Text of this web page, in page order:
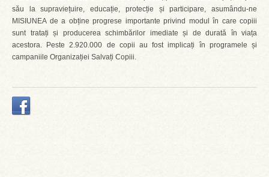
său la supraviețuire, educație, protecție și participare, asumându-ne
MISIUNEA de a obține progrese importante privind modul în care copiii
sunt tratați și producerea schimbărilor imediate și de durată în viața
acestora. Peste 2.920.000 de copii au fost implicați în programele și
campaniile Organizației Salvați Copiii.